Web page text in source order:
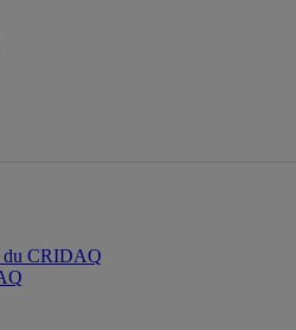
du CRIDAQ